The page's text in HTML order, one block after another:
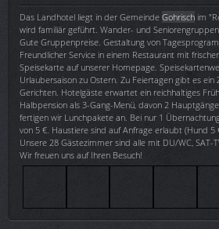
Das Landhotel liegt in der Gemeinde Gohrisch im
wird familiär geführt. Wander- und
Gute Gruppenpreise. Gestaltung von
Freundlicher Service in einem Restaurant mit
Speisekarte auf unserer Homepage.
Urlaubersaison zu Ostern. Zu Feiertagen gibt es ein
Gerichten. Hotelgäste erwartet ein reichhaltiges
Halbpension als 3-Gang-Menü, davon 2
fertigen wir Lunchpakete an. Bei nur 1
von 5 €. Haustiere sind auf Anfrage erlaubt (Hund 5
Unsere 28 Gästezimmer sind alle mit DU/WC, SAT-
Wir freuen uns auf Ihren Besuch!